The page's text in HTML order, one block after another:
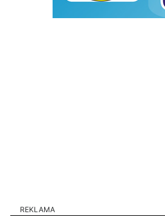
REKLAMA